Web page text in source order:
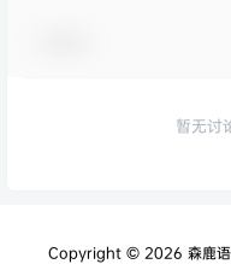
暂无讨
Copyright © 2026 森鹿